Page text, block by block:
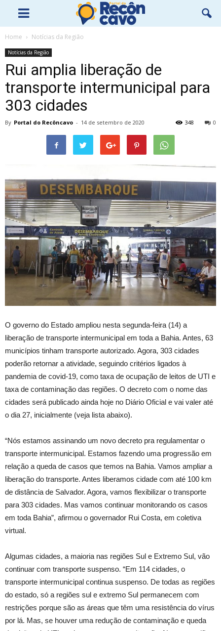
Home Notícias da Região
Notícias da Região
Rui amplia liberação de
transporte intermunicipal para
303 cidades
By Portal do Recôncavo - 14 de setembro de 2020 0
348
O governo do Estado ampliou nesta segunda-feira (14) a
liberação de transporte intermunicipal em toda a Bahia. Antes, 63
municípios tinham transporte autorizado. Agora, 303 cidades
poderão retornar a atividade, seguindo critérios ligados à
pandemia de covid-19, como taxa de ocupação de leitos de UTI e
taxa de contaminação das regiões. O decreto com o nome das
cidades será publicado ainda hoje no Diário Oficial e vai valer até
o dia 27, inicialmente (veja lista abaixo).
“Nós estamos assinando um novo decreto pra regulamentar o
transporte intermunicipal. Estamos fazendo uma progressão em
relação a queda de casos que temos na Bahia. Vamos ampliar a
liberação do transporte. Antes liberamos cidade com até 100 km
de distância de Salvador. Agora, vamos flexibilizar o transporte
para 303 cidades. Mas vamos continuar monitorando os casos
em toda Bahia”, afirmou o governador Rui Costa, em coletiva
virtual.
Algumas cidades, a maioria nas regiões Sul e Extremo Sul, vão
continuar com transporte suspenso. “Em 114 cidades, o
transporte intermunicipal continua suspenso. De todas as regiões
do estado, só a regiões sul e extremo Sul permanecem com
restrições porque são as áreas que têm uma resistência do vírus
por lá. Mas, se houver uma redução de contaminação e queda